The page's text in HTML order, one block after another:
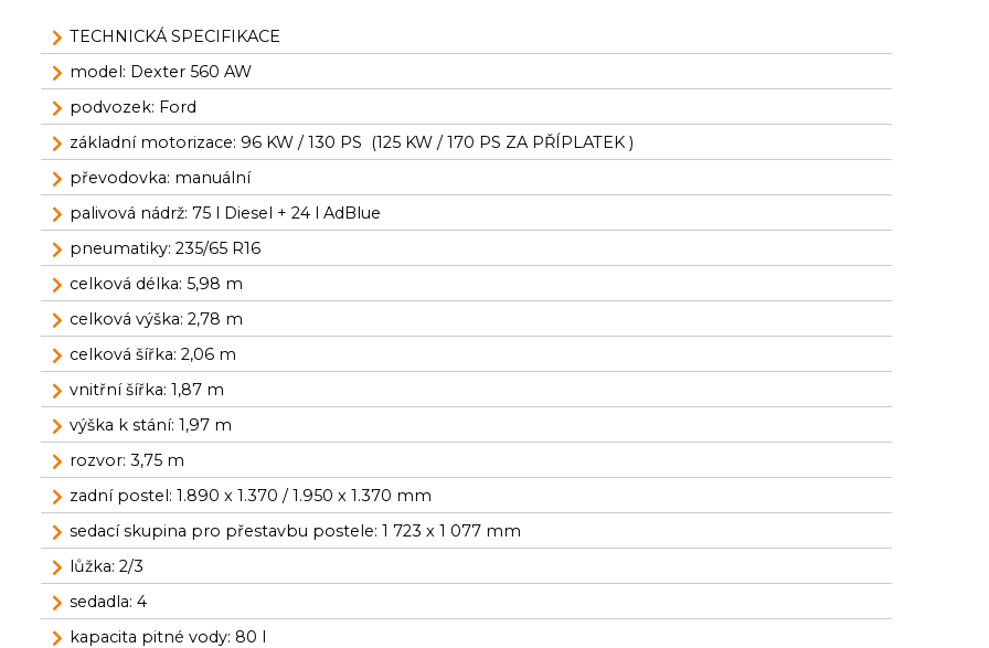
TECHNICKÁ SPECIFIKACE
model: Dexter 560 AW
podvozek: Ford
základní motorizace: 96 KW / 130 PS (125 KW / 170 PS ZA PŘÍPLATEK )
převodovka: manuální
palivová nádrž: 75 l Diesel + 24 l AdBlue
pneumatiky: 235/65 R16
celková délka: 5,98 m
celková výška: 2,78 m
celková šířka: 2,06 m
vnitřní šířka: 1,87 m
výška k stání: 1,97 m
rozvor: 3,75 m
zadní postel: 1.890 x 1.370 / 1.950 x 1.370 mm
sedací skupina pro přestavbu postele: 1 723 x 1 077 mm
lůžka: 2/3
sedadla: 4
kapacita pitné vody: 80 l